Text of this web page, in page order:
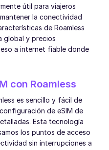
útil para viajeros
la conectividad
de Roamless
global y precios
a internet fiable donde
con Roamless
es sencillo y fácil de
de eSIM de
Esta tecnología
los puntos de acceso
sin interrupciones a